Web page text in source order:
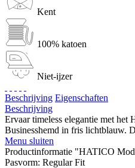
Kent
100% katoen
Niet-ijzer
Beschrijving Eigenschaften
Beschrijving
Ervaar timeless elegantie met
Businesshemd in fris lichtblauw.
Menu sluiten
Productinformatie "HATICO
Pasvorm: Regular Fit